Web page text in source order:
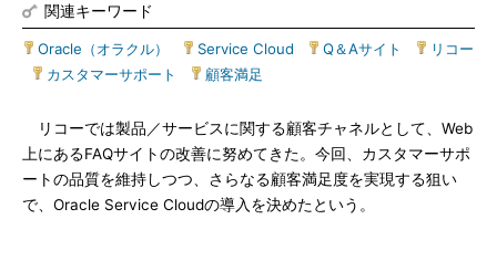
関連キーワード
Oracle（オラクル） Service Cloud Q＆Aサイト
リコー
カスタマーサポート 顧客満足
リコーでは製品／サービスに関する顧客チャネルとして、Web
上にあるFAQサイトの改善に努めてきた。今回、カスタマーサポ
ートの品質を維持しつつ、さらなる顧客満足度を実現する狙い
で、Oracle Service Cloudの導入を決めたという。